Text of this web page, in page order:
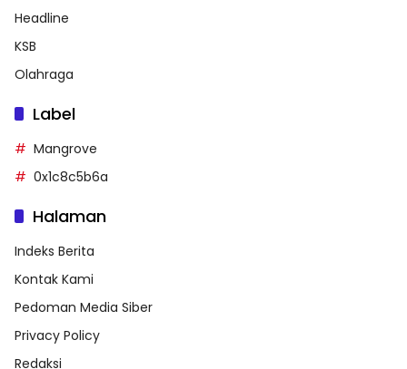
Headline
KSB
Olahraga
Label
Mangrove
0x1c8c5b6a
Halaman
Indeks Berita
Kontak Kami
Pedoman Media Siber
Privacy Policy
Redaksi